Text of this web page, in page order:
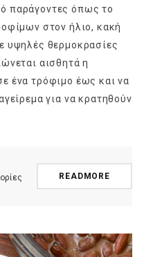
παράγοντες όπως το
στον ήλιο, κακή
υψηλές θερμοκρασίες
αισθητά η
ένα τρόφιμο έως και να
για να κρατηθούν
READMORE